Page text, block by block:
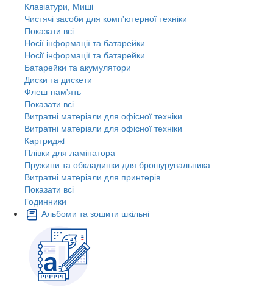
Клавіатури, Миші
Чистячі засоби для комп'ютерної техніки
Показати всі
Носії інформації та батарейки
Носії інформації та батарейки
Батарейки та акумулятори
Диски та дискети
Флеш-пам'ять
Показати всі
Витратні матеріали для офісної техніки
Витратні матеріали для офісної техніки
Картриджi
Плівки для ламінатора
Пружини та обкладинки для брошурувальника
Витратні матеріали для принтерів
Показати всі
Годинники
Альбоми та зошити шкільні